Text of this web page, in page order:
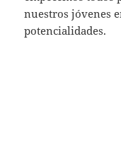
nuestros jóvenes
potencialidades.